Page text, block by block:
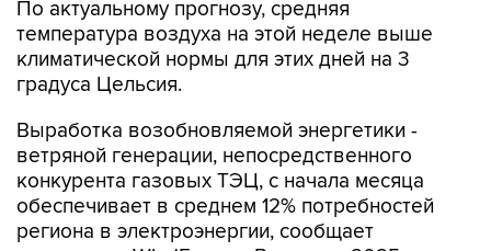
климатической нормы для этих дней на 3
градуса Цельсия.
Выработка возобновляемой энергетики -
конкурента газовых ТЭЦ, с начала месяца
обеспечивает в среднем 12% потребностей
региона в электроэнергии, сообщает
ассоциация WindEurope. В августе 2025 года
их вклад был 14%.